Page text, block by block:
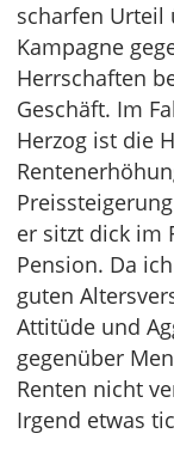
scharfen Urteil
Kampagne
Herrschaften
Geschäft. Im
Herzog ist die
er sitzt dick im
Pension. Da
guten
Attitüde und
gegenüber
Renten nicht
Irgend etwas